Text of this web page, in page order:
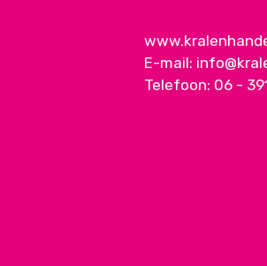
E-mail:
Telefoon: 06 -